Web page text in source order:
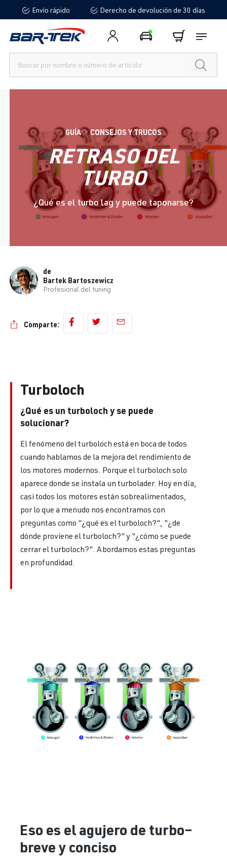
principalEnvío rápido Derecho de devolución de 30 días
GUÍA ● CONSEJOS Y TRUCOS
RETRASO DEL
TURBO
¿Qué es el turbo lag y puede taponarse?
de
Bartek Bartoszewicz
Profesional del tuning
Comparte:
Turboloch
¿Qué es un turboloch y se puede
solucionar?
El fenómeno del turboloch está en boca de todos
cuando hablamos de la mejora del rendimiento de
los motores modernos. Porque el turboloch solo
aparece donde se instala un turbolader. Hoy en día,
casi todos los motores están sobrealimentados,
por lo que a menudo nos encontramos con
preguntas como "¿qué es el turboloch?", "¿de
dónde proviene el turboloch?" y "¿cómo se puede
cerrar el turboloch?". Abordamos estas preguntas
en profundidad.
Eso es el agujero de turbo–
breve y conciso